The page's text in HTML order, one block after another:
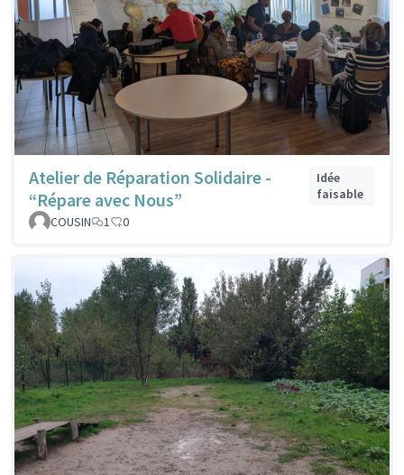
Atelier de Réparation Solidaire -
“Répare avec Nous”
Idée
faisable
COUSIN
1 0